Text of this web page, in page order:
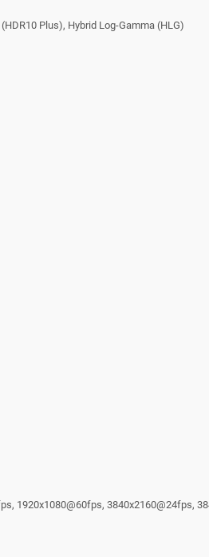
Plus), Hybrid Log-Gamma (HLG)
1920x1080@60fps, 3840x2160@24fps,